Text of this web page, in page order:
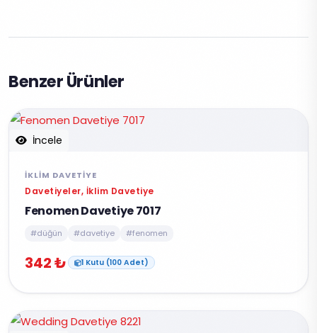
Benzer Ürünler
İncele
İKLIM DAVETIYE
Davetiyeler, İklim Davetiye
Fenomen Davetiye 7017
#düğün #davetiye #fenomen
342 ₺ 1 Kutu (100 Adet)